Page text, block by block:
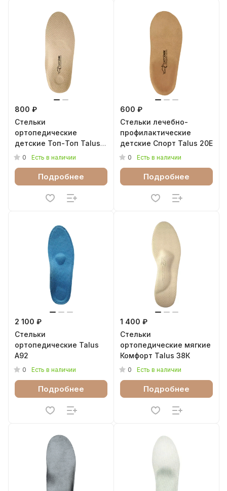
800 ₽
Стельки
ортопедические
детские Топ-Топ Talus
32К
0 Есть в наличии
Подробнее
600 ₽
Стельки лечебно-
профилактические
детские Спорт Talus 20Е
0 Есть в наличии
Подробнее
2 100 ₽
Стельки
ортопедические Talus
А92
0 Есть в наличии
Подробнее
1 400 ₽
Стельки
ортопедические мягкие
Комфорт Talus 38К
0 Есть в наличии
Подробнее